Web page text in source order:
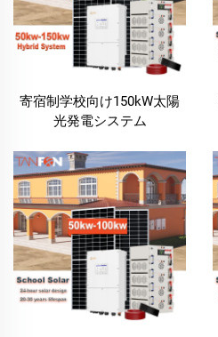
寄宿制学校向け150kW太陽
光発電システム